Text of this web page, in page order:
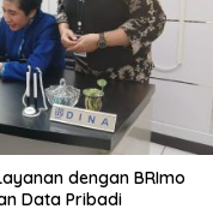
dengan BRImo
Data Pribadi